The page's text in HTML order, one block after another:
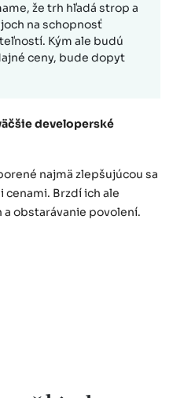
že trh hľadá strop a
na schopnosť
Kým ale budú
ceny, bude dopyt
developerské
najmä zlepšujúcou sa
Brzdí ich ale
obstarávanie povolení.